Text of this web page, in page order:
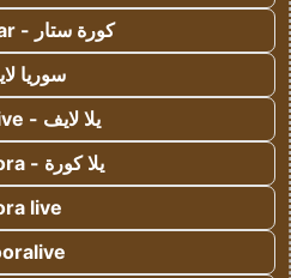
كورة ستار - kora star
سوريا
يلا لايف - yalla live
يلا كورة - yallakora
live